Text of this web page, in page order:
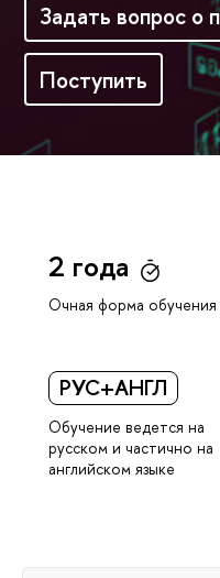
Задать вопрос о
Поступить
2 года
Очная форма обучения
РУС+АНГЛ
Обучение ведется на
русском и частично на
английском языке